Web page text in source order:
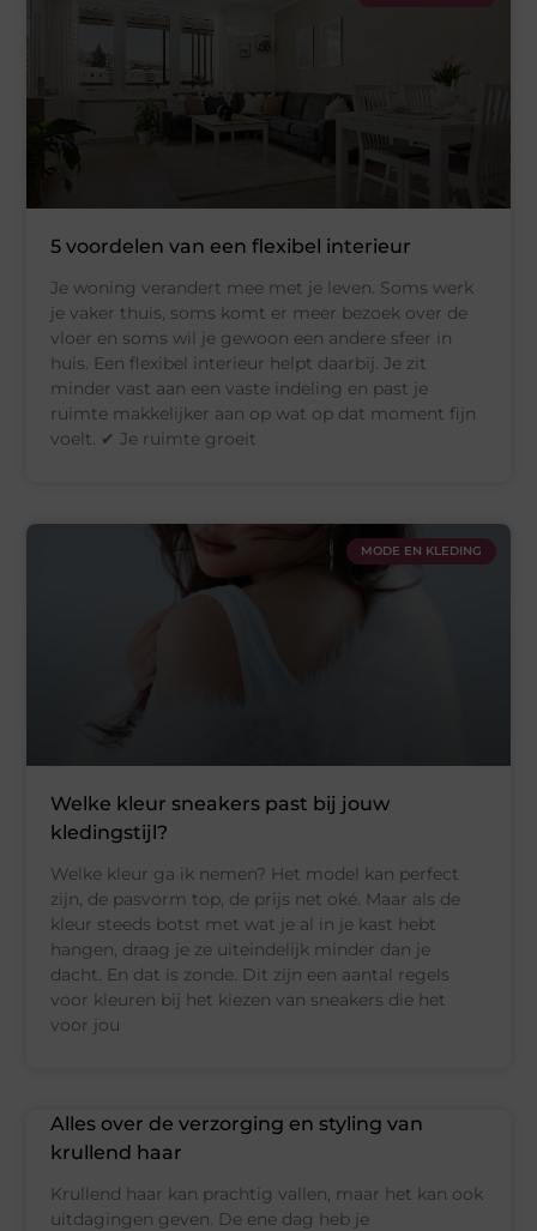
5 voordelen van een flexibel interieur
Je woning verandert mee met je leven. Soms werk
je vaker thuis, soms komt er meer bezoek over de
vloer en soms wil je gewoon een andere sfeer in
huis. Een flexibel interieur helpt daarbij. Je zit
minder vast aan een vaste indeling en past je
ruimte makkelijker aan op wat op dat moment fijn
voelt. ✔ Je ruimte groeit
MODE EN KLEDING
Welke kleur sneakers past bij jouw
kledingstijl?
Welke kleur ga ik nemen? Het model kan perfect
zijn, de pasvorm top, de prijs net oké. Maar als de
kleur steeds botst met wat je al in je kast hebt
hangen, draag je ze uiteindelijk minder dan je
dacht. En dat is zonde. Dit zijn een aantal regels
voor kleuren bij het kiezen van sneakers die het
voor jou
Alles over de verzorging en styling van
krullend haar
Krullend haar kan prachtig vallen, maar het kan ook
uitdagingen geven. De ene dag heb je